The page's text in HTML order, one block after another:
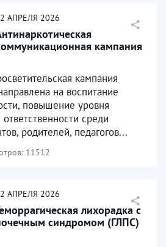
АПРЕЛЯ 2026
кампания
кампания
на воспитание
повышение уровня
среди
родителей, педагогов...
11512
АПРЕЛЯ 2026
лихорадка с
синдромом (ГЛПС)